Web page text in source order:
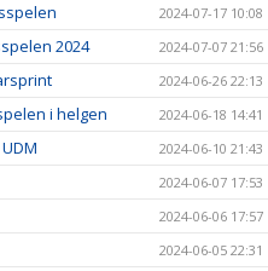
2024-07-17 10:08
2024 2024-07-07 21:56
2024-06-26 22:13
i helgen 2024-06-18 14:41
2024-06-10 21:43
2024-06-07 17:53
2024-06-06 17:57
2024-06-05 22:31